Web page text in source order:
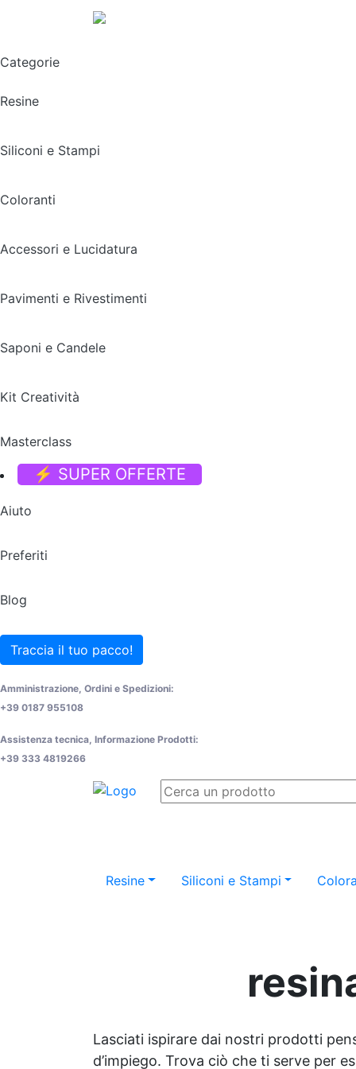
Categorie
Resine
Siliconi e Stampi
Coloranti
Accessori e Lucidatura
Pavimenti e Rivestimenti
Saponi e Candele
Kit Creatività
Masterclass
⚡ SUPER OFFERTE
Aiuto
Preferiti
Blog
Traccia il tuo pacco!
Amministrazione, Ordini e Spedizioni:
+39 0187 955108
Assistenza tecnica, Informazione Prodotti:
+39 333 4819266
Resine Siliconi e Stampi
Lasciati ispirare dai nostri prodotti
d’impiego. Trova ciò che ti serve per